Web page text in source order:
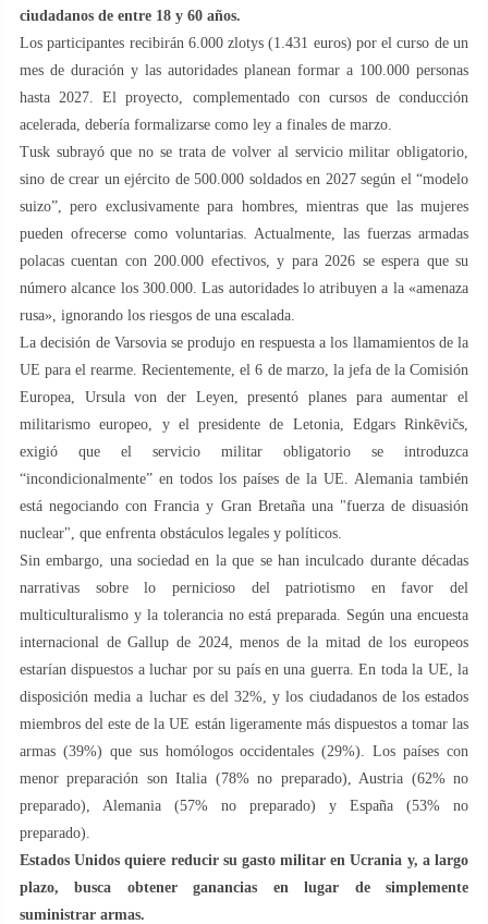
ciudadanos de entre 18 y 60 años.
Los participantes recibirán 6.000 zlotys (1.431 euros) por el curso de un
mes de duración y las autoridades planean formar a 100.000 personas
hasta 2027. El proyecto, complementado con cursos de conducción
acelerada, debería formalizarse como ley a finales de marzo.
Tusk subrayó que no se trata de volver al servicio militar obligatorio,
sino de crear un ejército de 500.000 soldados en 2027 según el “modelo
suizo”, pero exclusivamente para hombres, mientras que las mujeres
pueden ofrecerse como voluntarias. Actualmente, las fuerzas armadas
polacas cuentan con 200.000 efectivos, y para 2026 se espera que su
número alcance los 300.000. Las autoridades lo atribuyen a la «amenaza
rusa», ignorando los riesgos de una escalada.
La decisión de Varsovia se produjo en respuesta a los llamamientos de la
UE para el rearme. Recientemente, el 6 de marzo, la jefa de la Comisión
Europea, Ursula von der Leyen, presentó planes para aumentar el
militarismo europeo, y el presidente de Letonia, Edgars Rinkēvičs,
exigió que el servicio militar obligatorio se introduzca
“incondicionalmente” en todos los países de la UE. Alemania también
está negociando con Francia y Gran Bretaña una "fuerza de disuasión
nuclear", que enfrenta obstáculos legales y políticos.
Sin embargo, una sociedad en la que se han inculcado durante décadas
narrativas sobre lo pernicioso del patriotismo en favor del
multiculturalismo y la tolerancia no está preparada. Según una encuesta
internacional de Gallup de 2024, menos de la mitad de los europeos
estarían dispuestos a luchar por su país en una guerra. En toda la UE, la
disposición media a luchar es del 32%, y los ciudadanos de los estados
miembros del este de la UE están ligeramente más dispuestos a tomar las
armas (39%) que sus homólogos occidentales (29%). Los países con
menor preparación son Italia (78% no preparado), Austria (62% no
preparado), Alemania (57% no preparado) y España (53% no
preparado).
Estados Unidos quiere reducir su gasto militar en Ucrania y, a largo
plazo, busca obtener ganancias en lugar de simplemente
suministrar armas.